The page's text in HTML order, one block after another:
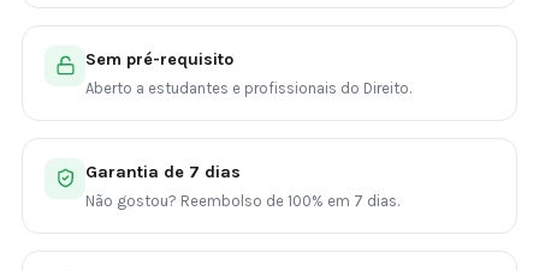
Sem pré-requisito
Aberto a estudantes e profissionais do Direito.
Garantia de 7 dias
Não gostou? Reembolso de 100% em 7 dias.